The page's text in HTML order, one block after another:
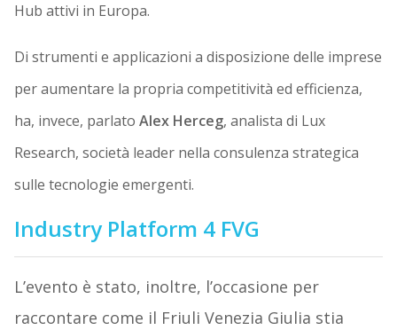
Hub attivi in Europa.
Di strumenti e applicazioni a disposizione delle imprese
per aumentare la propria competitività ed efficienza,
ha, invece, parlato Alex Herceg, analista di Lux
Research, società leader nella consulenza strategica
sulle tecnologie emergenti.
Industry Platform 4 FVG
L’evento è stato, inoltre, l’occasione per
raccontare come il Friuli Venezia Giulia stia